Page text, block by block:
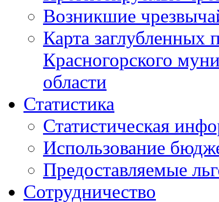
Возникшие
Карта
Красногорского
области
Статистика
Статистическая
Использование
Предоставляемые
Сотрудничество